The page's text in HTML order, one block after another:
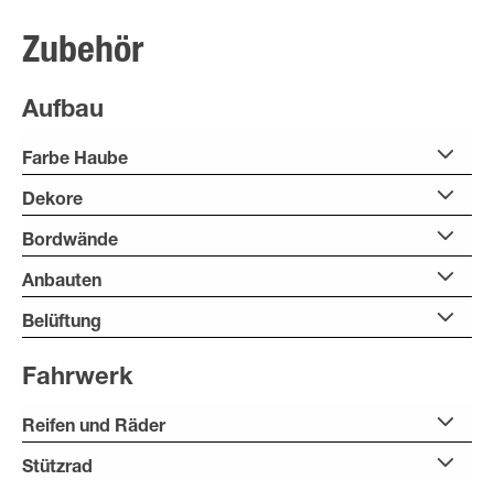
Zubehör
Aufbau
Farbe Haube
Dekore
Bordwände
Anbauten
Belüftung
Fahrwerk
Reifen und Räder
Stützrad